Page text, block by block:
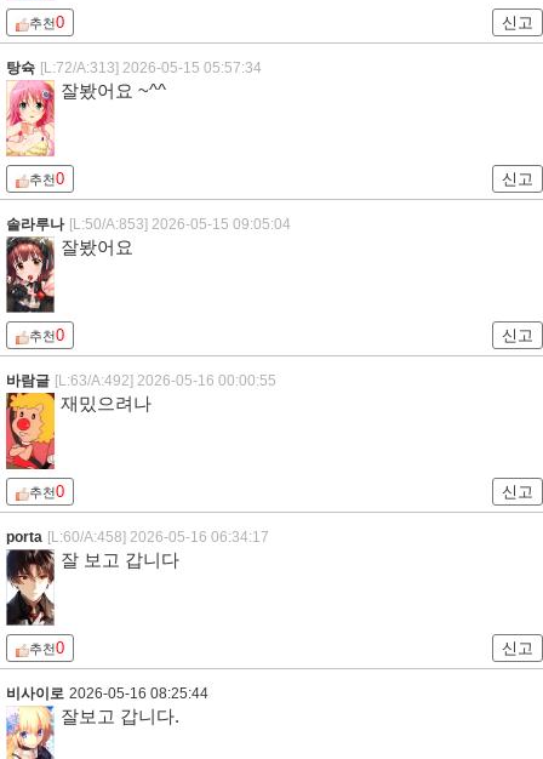
추천0 신고
탕슉 [L:72/A:313] 2026-05-15 05:57:34
잘봤어요 ~^^
추천0 신고
솔라루나 [L:50/A:853] 2026-05-15 09:05:04
잘봤어요
추천0 신고
바람글 [L:63/A:492] 2026-05-16 00:00:55
재밌으려나
추천0 신고
porta [L:60/A:458] 2026-05-16 06:34:17
잘 보고 갑니다
추천0 신고
비사이로 2026-05-16 08:25:44
잘보고 갑니다.